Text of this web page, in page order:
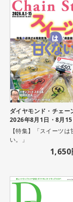
ダイヤモンド・チェー
2026年8月1日・8月
【特集】「スイーツは
い。」
1,650